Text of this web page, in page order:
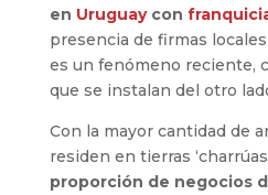
en Uruguaycon
presencia de firmas
es un fenómeno reciente,
que se instalan del otro
Con la mayor cantidad de
residen en tierras
proporción de negocios